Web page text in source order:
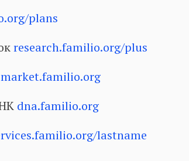
plans
research.familio.org/plus
market.familio.org
dna.familio.org
lastname